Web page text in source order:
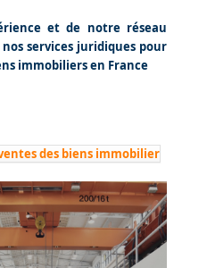
et de notre réseau
services juridiques pour
immobiliers en France
des biens immobilier